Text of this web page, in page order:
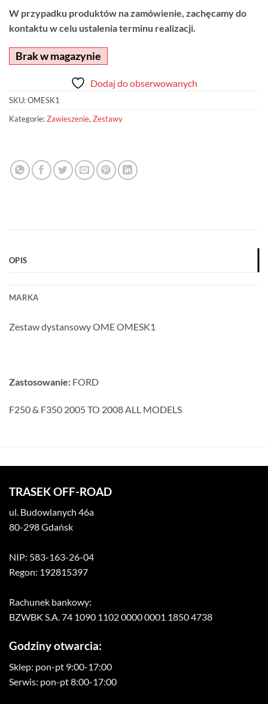
W przypadku produktów na zamówienie, zachęcamy do
kontaktu w celu ustalenia terminu realizacji.
Brak w magazynie
Dodaj do obserwowanych
SKU:OMESK1
Kategorie:Zawieszenie,Zestawy
OPIS
MARKA
Zestaw dystansowy OME OMESK1
Zastosowanie: FORD
F250 & F350 2005 TO 2008 ALL MODELS
TRASEK OFF-ROAD
ul. Budowlanych 46a
80-298 Gdańsk
NIP: 583-163-26-04
Regon: 192815397
Rachunek bankowy:
BZWBK S.A. 74 1090 1102 0000 0001 1850 4738
Godziny otwarcia:
Sklep: pon-pt 9:00-17:00
Serwis: pon-pt 8:00-17:00